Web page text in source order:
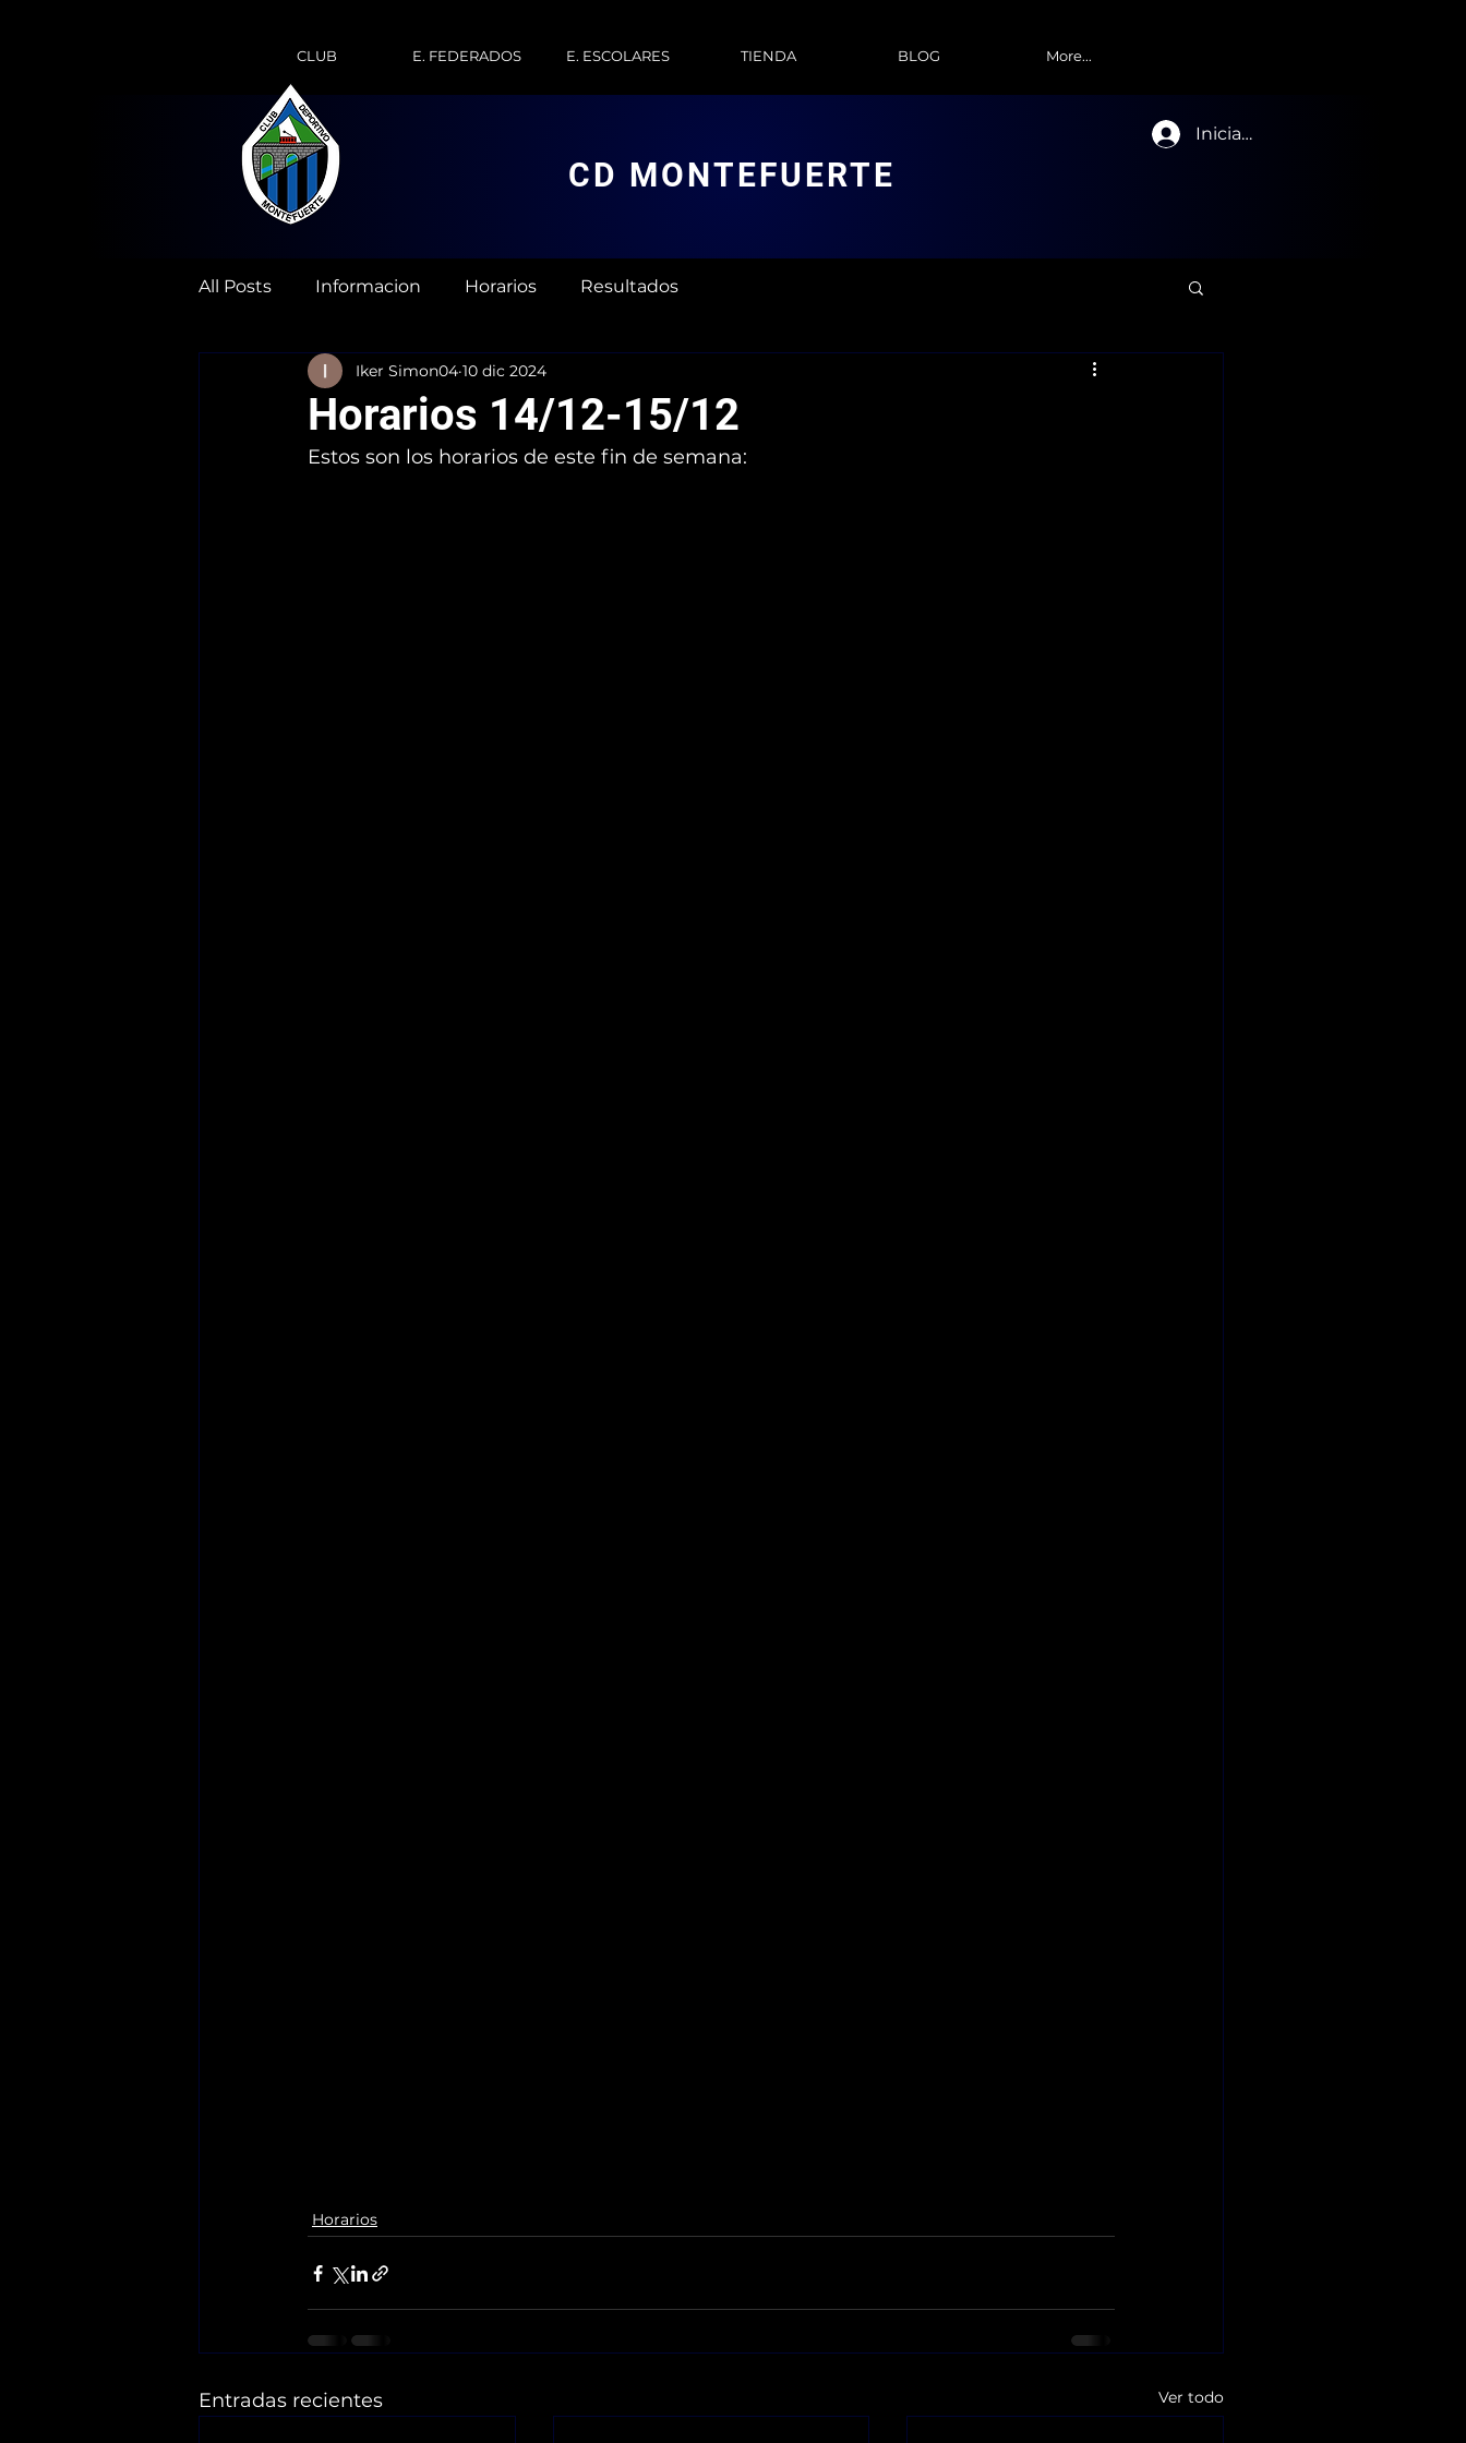
CLUB E. FEDERADOS E. ESCOLARES TIENDA BLOG More...
CD MONTEFUERTE
Iniciar sesión
All Posts Informacion Horarios Resultados
Horarios 14/12-15/12
Iker Simon04 10 dic 2024
Estos son los horarios de este fin de semana:
Horarios
Entradas recientes Ver todo